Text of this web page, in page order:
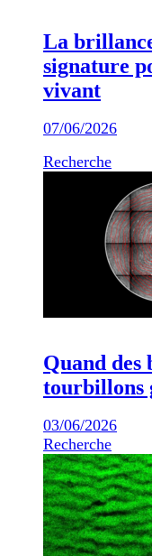
La
signature
vivant
07/06/2026
Recherche
Quand des
tourbillons
03/06/2026
Recherche